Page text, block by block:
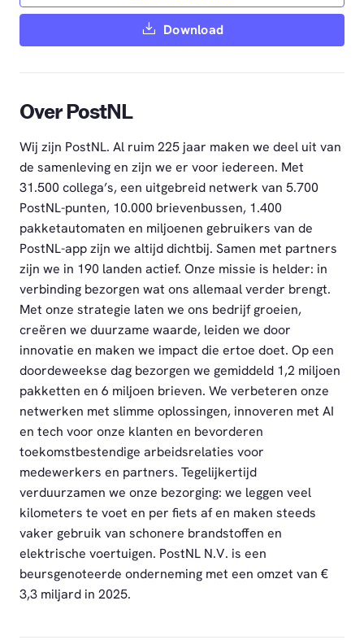
Download
Over PostNL
Wij zijn PostNL. Al ruim 225 jaar maken we deel uit van
de samenleving en zijn we er voor iedereen. Met
31.500 collega’s, een uitgebreid netwerk van 5.700
PostNL-punten, 10.000 brievenbussen, 1.400
pakketautomaten en miljoenen gebruikers van de
PostNL-app zijn we altijd dichtbij. Samen met partners
zijn we in 190 landen actief. Onze missie is helder: in
verbinding bezorgen wat ons allemaal verder brengt.
Met onze strategie laten we ons bedrijf groeien,
creëren we duurzame waarde, leiden we door
innovatie en maken we impact die ertoe doet. Op een
doordeweekse dag bezorgen we gemiddeld 1,2 miljoen
pakketten en 6 miljoen brieven. We verbeteren onze
netwerken met slimme oplossingen, innoveren met AI
en tech voor onze klanten en bevorderen
toekomstbestendige arbeidsrelaties voor
medewerkers en partners. Tegelijkertijd
verduurzamen we onze bezorging: we leggen veel
kilometers te voet en per fiets af en maken steeds
vaker gebruik van schonere brandstoffen en
elektrische voertuigen. PostNL N.V. is een
beursgenoteerde onderneming met een omzet van €
3,3 miljard in 2025.